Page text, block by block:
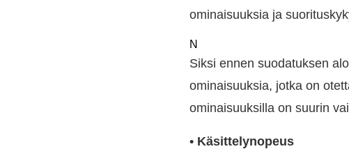
ominaisuuksia ja
N
Siksi ennen suodatuksen
ominaisuuksia, jotka on
ominaisuuksilla on suurin
• Käsittelynopeus